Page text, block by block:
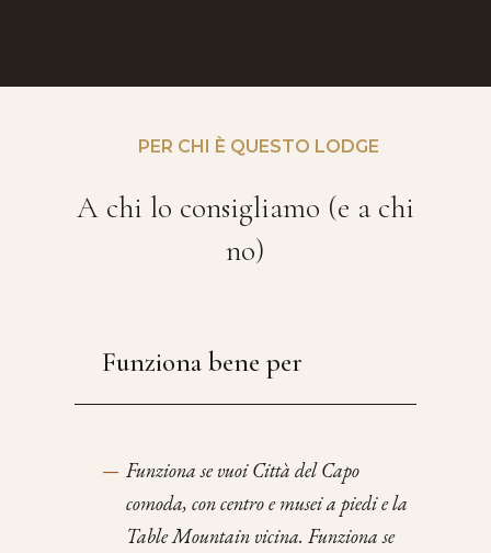
PER CHI È QUESTO LODGE
A chi lo consigliamo (e a chi
no)
Funziona bene per
— Funziona se vuoi Città del Capo
comoda, con centro e musei a piedi e la
Table Mountain vicina. Funziona se